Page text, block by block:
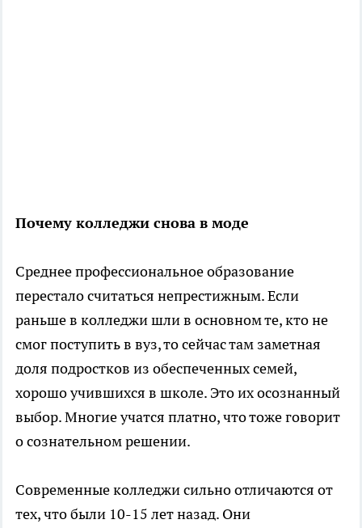
Почему колледжи снова в моде
Среднее профессиональное образование
перестало считаться непрестижным. Если
раньше в колледжи шли в основном те, кто не
смог поступить в вуз, то сейчас там заметная
доля подростков из обеспеченных семей,
хорошо учившихся в школе. Это их осознанный
выбор. Многие учатся платно, что тоже говорит
о сознательном решении.
Современные колледжи сильно отличаются от
тех, что были 10-15 лет назад. Они